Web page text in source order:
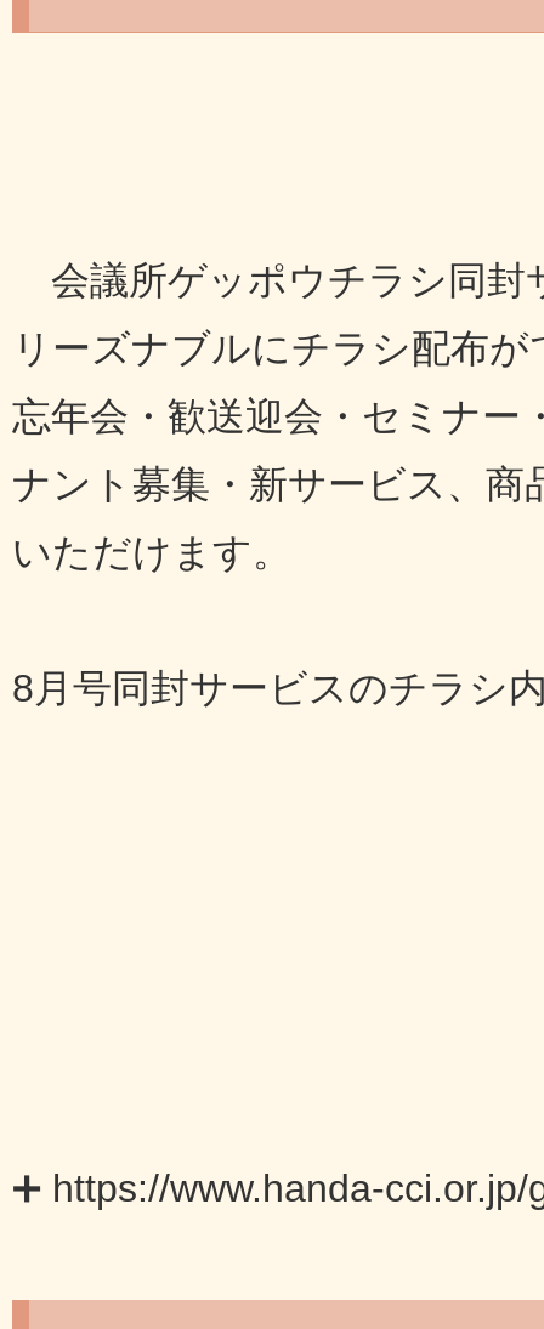
会議所ゲッポウチラシ同封
リーズナブルにチラシ配布
忘年会・歓送迎会・セミナー
ナント募集・新サービス、
いただけます。
8月号同封サービスのチラシ
➕ https://www.handa-